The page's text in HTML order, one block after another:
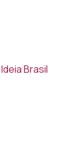
Ideia Brasil